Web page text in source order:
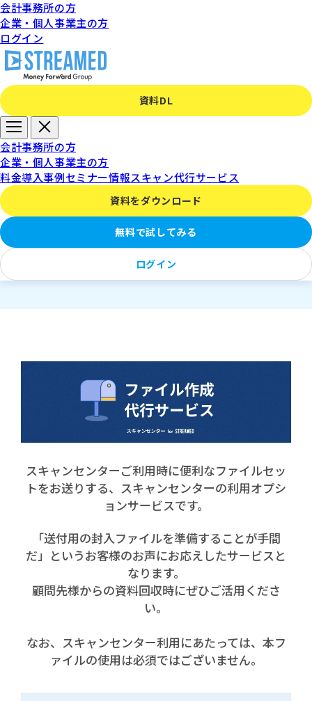
会計事務所の方
企業・個人事業主の方
ログイン
資料DL
会計事務所の方
企業・個人事業主の方
料金導入事例セミナー情報スキャン代行サービス
資料をダウンロード
無料で試してみる
ログイン
【スキャンセンター for
STREAMED】
ファイル作成代行オプショ
ン
スキャンセンターご利用時に便利なファイルセッ
トをお送りする、スキャンセンターの利用オプシ
ョンサービスです。
「送付用の封入ファイルを準備することが手間
だ」というお客様のお声にお応えしたサービスと
なります。
顧問先様からの資料回収時にぜひご活用くださ
い。
なお、スキャンセンター利用にあたっては、本フ
ァイルの使用は必須ではございません。